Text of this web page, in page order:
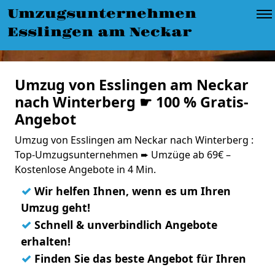
Umzugsunternehmen
Esslingen am Neckar
Umzug von Esslingen am Neckar
nach Winterberg ☛ 100 % Gratis-
Angebot
Umzug von Esslingen am Neckar nach Winterberg :
Top-Umzugsunternehmen ➨ Umzüge ab 69€ –
Kostenlose Angebote in 4 Min.
✓ Wir helfen Ihnen, wenn es um Ihren
Umzug geht!
✓ Schnell & unverbindlich Angebote
erhalten!
✓ Finden Sie das beste Angebot für Ihren